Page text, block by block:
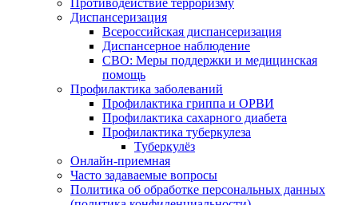
Диспансеризация
Всероссийская диспансеризация
Диспансерное наблюдение
СВО: Меры поддержки и медицинская
помощь
Профилактика заболеваний
Профилактика гриппа и ОРВИ
Профилактика сахарного диабета
Профилактика туберкулеза
Туберкулёз
Онлайн-приемная
Часто задаваемые вопросы
Политика об обработке персональных данных